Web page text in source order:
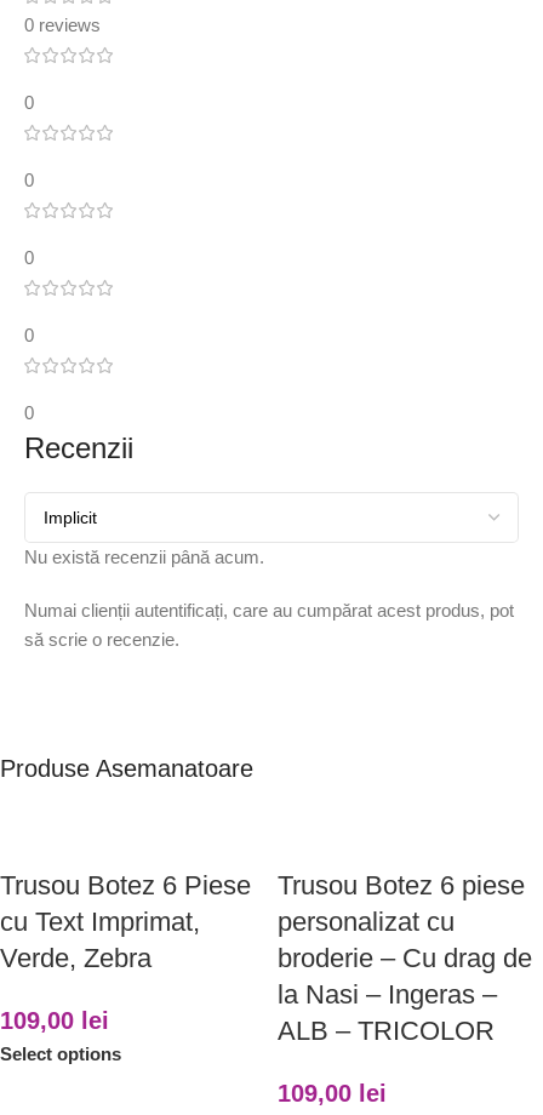
0 reviews
0
0
0
0
0
Recenzii
Nu există recenzii până acum.
Numai clienții autentificați, care au cumpărat acest produs, pot
să scrie o recenzie.
Produse Asemanatoare
Trusou Botez 6 Piese
cu Text Imprimat,
Verde, Zebra
109,00 lei
Select options
Trusou Botez 6 piese
personalizat cu
broderie – Cu drag de
la Nasi – Ingeras –
ALB – TRICOLOR
109,00 lei